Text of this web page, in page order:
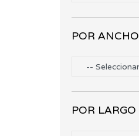
POR ANCHO
POR LARGO